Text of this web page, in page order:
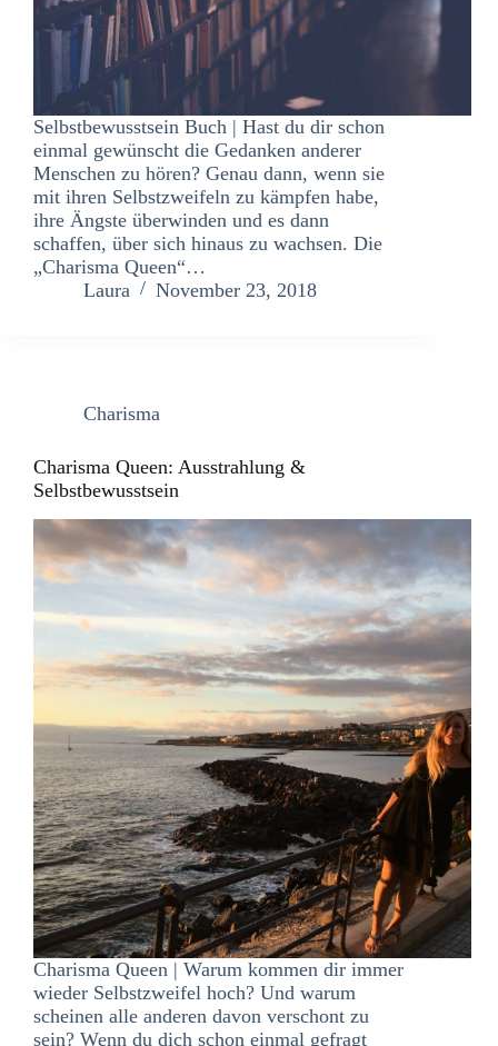
Selbstbewusstsein Buch | Hast du dir schon
einmal gewünscht die Gedanken anderer
Menschen zu hören? Genau dann, wenn sie
mit ihren Selbstzweifeln zu kämpfen habe,
ihre Ängste überwinden und es dann
schaffen, über sich hinaus zu wachsen. Die
„Charisma Queen“…
Laura
November 23, 2018
Charisma
Charisma Queen: Ausstrahlung &
Selbstbewusstsein
Charisma Queen | Warum kommen dir immer
wieder Selbstzweifel hoch? Und warum
scheinen alle anderen davon verschont zu
sein? Wenn du dich schon einmal gefragt